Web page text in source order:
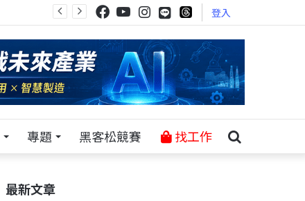
登入
專題 黑客松競賽 找工作
最新文章